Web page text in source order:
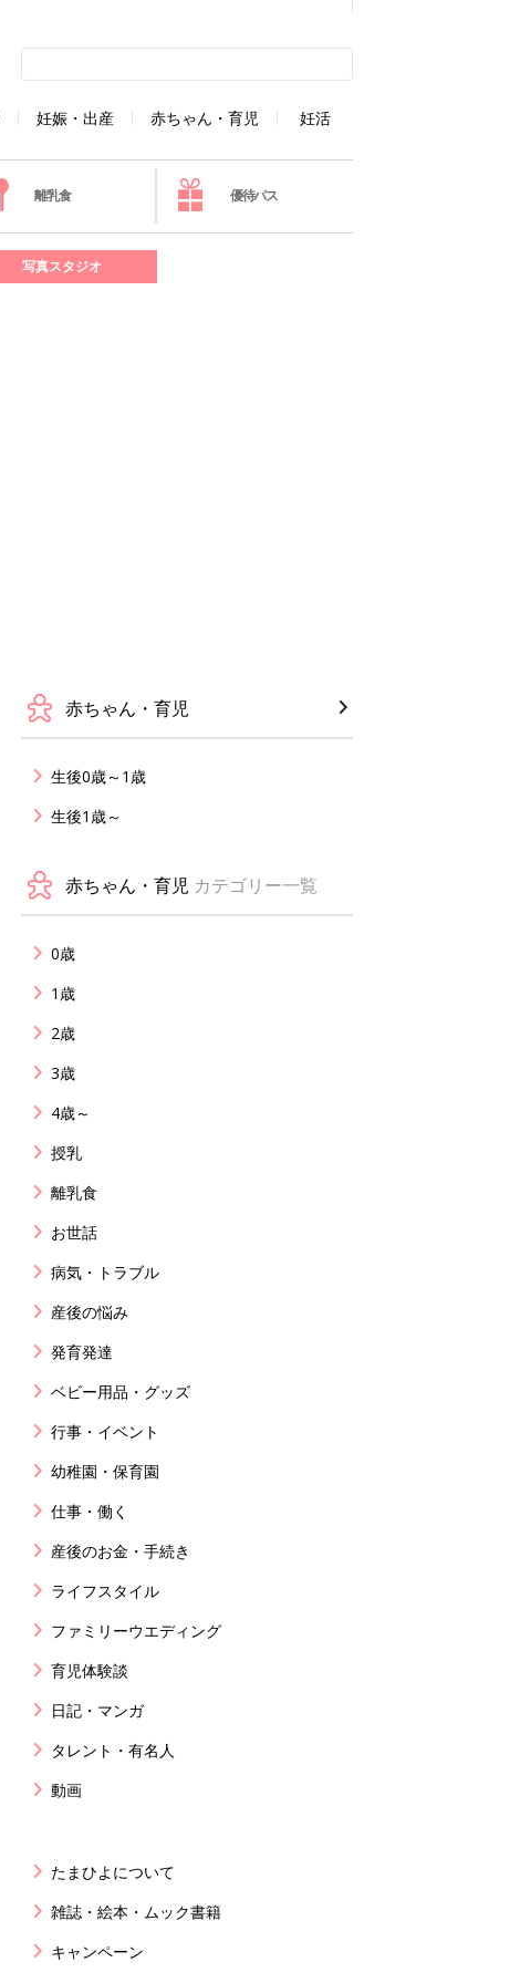
妊娠・出産 赤ちゃん・育児 妊活
離乳食 優待パス
写真スタジオ
赤ちゃん・育児
生後0歳～1歳
生後1歳～
赤ちゃん・育児 カテゴリー一覧
0歳
1歳
2歳
3歳
4歳～
授乳
離乳食
お世話
病気・トラブル
産後の悩み
発育発達
ベビー用品・グッズ
行事・イベント
幼稚園・保育園
仕事・働く
産後のお金・手続き
ライフスタイル
ファミリーウエディング
育児体験談
日記・マンガ
タレント・有名人
動画
たまひよについて
雑誌・絵本・ムック書籍
キャンペーン